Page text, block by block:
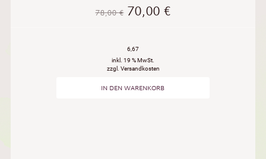
78,00€ 70,00€
6,67
inkl. 19 % MwSt.
zzgl. Versandkosten
IN DEN WARENKORB